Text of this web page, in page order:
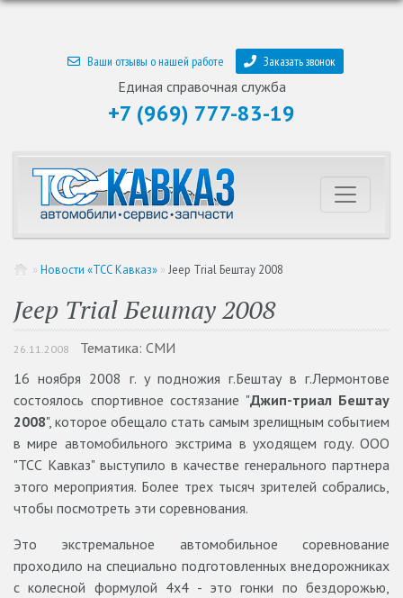
Ваши отзывы о нашей работе Заказать звонок
Единая справочная служба
+7 (969) 777-83-19
» Новости «ТСС Кавказ» » Jeep Trial Бештау 2008
Jeep Trial Бештау 2008
26.11.2008
Тематика: СМИ
16 ноября 2008 г. у подножия г.Бештау в г.Лермонтове
состоялось спортивное состязание "Джип-триал Бештау
2008", которое обещало стать самым зрелищным событием
в мире автомобильного экстрима в уходящем году. ООО
"ТСС Кавказ" выступило в качестве генерального партнера
этого мероприятия. Более трех тысяч зрителей собрались,
чтобы посмотреть эти соревнования.
Это экстремальное автомобильное соревнование
проходило на специально подготовленных внедорожниках
с колесной формулой 4х4 - это гонки по бездорожью,